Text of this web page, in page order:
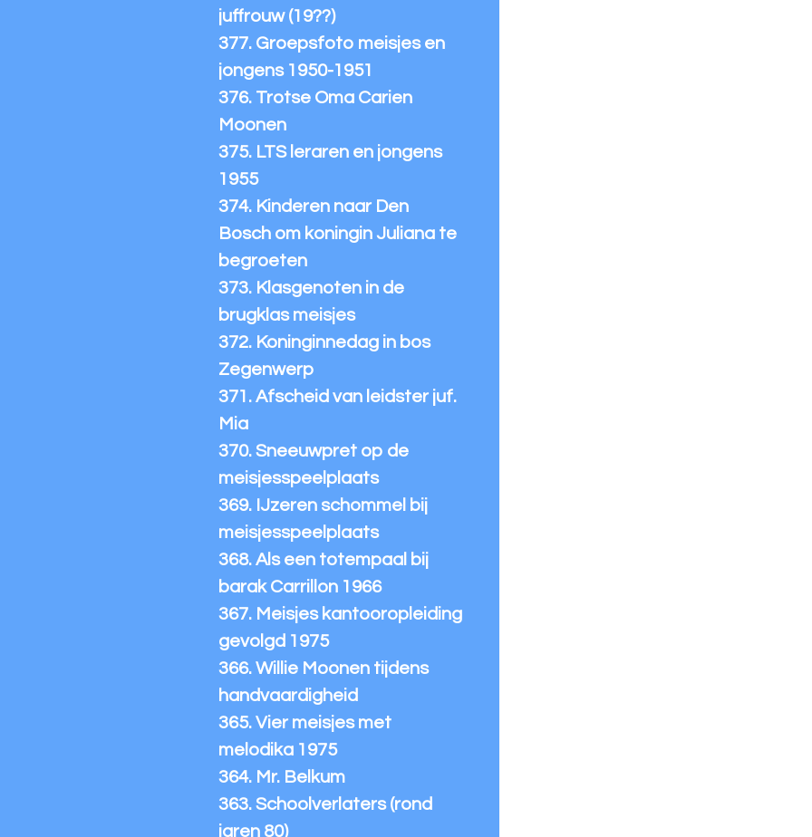
juffrouw (19??)
377. Groepsfoto meisjes en
jongens 1950-1951
376. Trotse Oma Carien
Moonen
375. LTS leraren en jongens
1955
374. Kinderen naar Den
Bosch om koningin Juliana te
begroeten
373. Klasgenoten in de
brugklas meisjes
372. Koninginnedag in bos
Zegenwerp
371. Afscheid van leidster juf.
Mia
370. Sneeuwpret op de
meisjesspeelplaats
369. IJzeren schommel bij
meisjesspeelplaats
368. Als een totempaal bij
barak Carrillon 1966
367. Meisjes kantooropleiding
gevolgd 1975
366. Willie Moonen tijdens
handvaardigheid
365. Vier meisjes met
melodika 1975
364. Mr. Belkum
363. Schoolverlaters (rond
jaren 80)